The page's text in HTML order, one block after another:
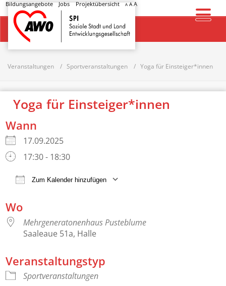
Bildungsangebote Jobs Projektübersicht A AA
Startseite
Veranstaltungen Sportveranstaltungen Yoga für Einsteiger*innen
Yoga für Einsteiger*innen
Wann
17.09.2025
17:30 - 18:30
Zum Kalender hinzufügen
Wo
Mehrgeneratonenhaus Pusteblume
Saaleaue 51a, Halle
Veranstaltungstyp
Sportveranstaltungen